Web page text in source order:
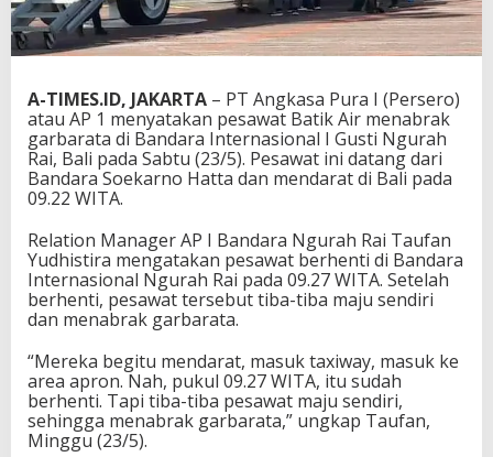
A-TIMES.ID, JAKARTA – PT Angkasa Pura I (Persero)
atau AP 1 menyatakan pesawat Batik Air menabrak
garbarata di Bandara Internasional I Gusti Ngurah
Rai, Bali pada Sabtu (23/5). Pesawat ini datang dari
Bandara Soekarno Hatta dan mendarat di Bali pada
09.22 WITA.
Relation Manager AP I Bandara Ngurah Rai Taufan
Yudhistira mengatakan pesawat berhenti di Bandara
Internasional Ngurah Rai pada 09.27 WITA. Setelah
berhenti, pesawat tersebut tiba-tiba maju sendiri
dan menabrak garbarata.
“Mereka begitu mendarat, masuk taxiway, masuk ke
area apron. Nah, pukul 09.27 WITA, itu sudah
berhenti. Tapi tiba-tiba pesawat maju sendiri,
sehingga menabrak garbarata,” ungkap Taufan,
Minggu (23/5).